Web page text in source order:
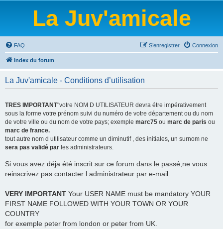
La Juv'amicale
FAQ Connexion
S’enregistrer
Index du forum
La Juv'amicale - Conditions d’utilisation
TRES IMPORTANT"votre NOM D UTILISATEUR devra étre impérativement
sous la forme votre prénom suivi du numéro de votre département ou du nom
de votre ville ou du nom de votre pays; exemple marc75 ou marc de paris ou
marc de france.
tout autre nom d utilisateur comme un diminutif , des initiales, un surnom ne
sera pas validé par les administrateurs.
Si vous avez déja été inscrit sur ce forum dans le passé,ne vous
reinscrivez pas contacter l administrateur par e-mail.
VERY IMPORTANT Your USER NAME must be mandatory YOUR
FIRST NAME FOLLOWED WITH YOUR TOWN OR YOUR
COUNTRY
for exemple peter from london or peter from UK.